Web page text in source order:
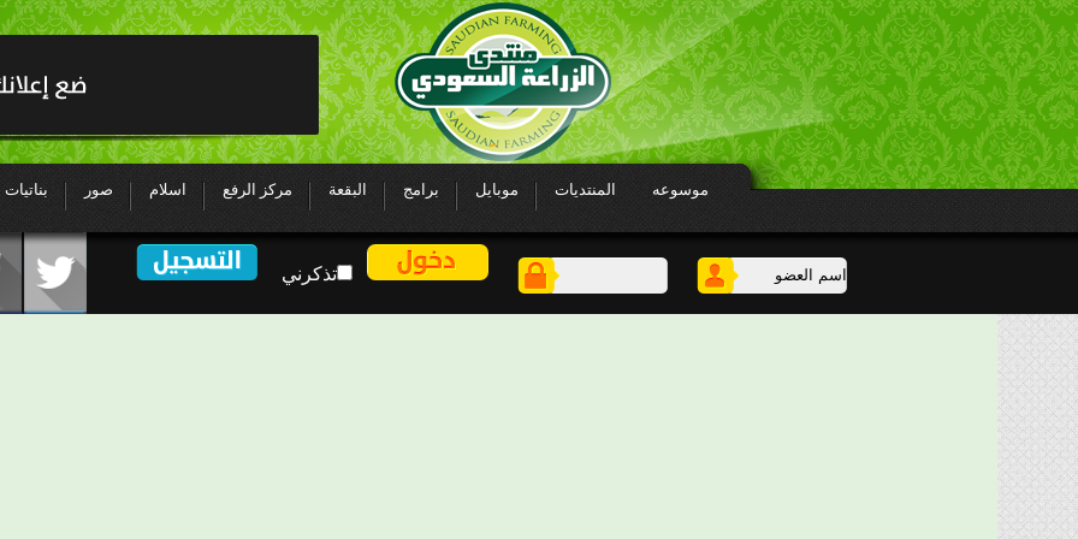
موسوعه المنتديات موبايل برامج البقعة مركز الرفع اسلام صور بناتيات
تذكرني